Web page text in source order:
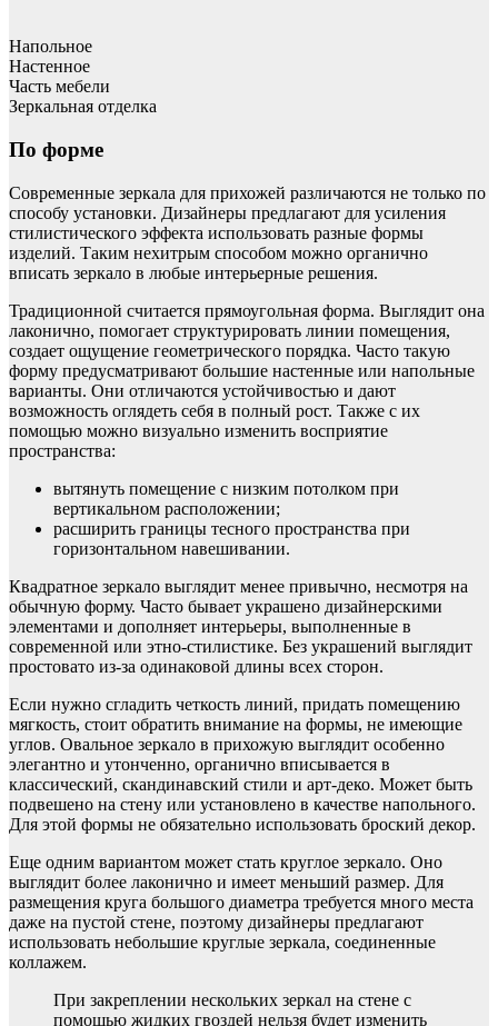
Напольное
Настенное
Часть мебели
Зеркальная отделка
По форме
Современные зеркала для прихожей различаются не только по
способу установки. Дизайнеры предлагают для усиления
стилистического эффекта использовать разные формы
изделий. Таким нехитрым способом можно органично
вписать зеркало в любые интерьерные решения.
Традиционной считается прямоугольная форма. Выглядит она
лаконично, помогает структурировать линии помещения,
создает ощущение геометрического порядка. Часто такую
форму предусматривают большие настенные или напольные
варианты. Они отличаются устойчивостью и дают
возможность оглядеть себя в полный рост. Также с их
помощью можно визуально изменить восприятие
пространства:
вытянуть помещение с низким потолком при
вертикальном расположении;
расширить границы тесного пространства при
горизонтальном навешивании.
Квадратное зеркало выглядит менее привычно, несмотря на
обычную форму. Часто бывает украшено дизайнерскими
элементами и дополняет интерьеры, выполненные в
современной или этно-стилистике. Без украшений выглядит
простовато из-за одинаковой длины всех сторон.
Если нужно сгладить четкость линий, придать помещению
мягкость, стоит обратить внимание на формы, не имеющие
углов. Овальное зеркало в прихожую выглядит особенно
элегантно и утонченно, органично вписывается в
классический, скандинавский стили и арт-деко. Может быть
подвешено на стену или установлено в качестве напольного.
Для этой формы не обязательно использовать броский декор.
Еще одним вариантом может стать круглое зеркало. Оно
выглядит более лаконично и имеет меньший размер. Для
размещения круга большого диаметра требуется много места
даже на пустой стене, поэтому дизайнеры предлагают
использовать небольшие круглые зеркала, соединенные
коллажем.
При закреплении нескольких зеркал на стене с
помощью жидких гвоздей нельзя будет изменить